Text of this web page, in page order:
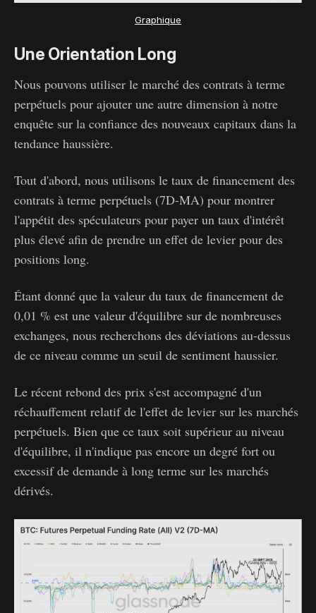
Graphique
Une Orientation Long
Nous pouvons utiliser le marché des contrats à terme
perpétuels pour ajouter une autre dimension à notre
enquête sur la confiance des nouveaux capitaux dans la
tendance haussière.
Tout d'abord, nous utilisons le taux de financement des
contrats à terme perpétuels (7D-MA) pour montrer
l'appétit des spéculateurs pour payer un taux d'intérêt
plus élevé afin de prendre un effet de levier pour des
positions long.
Étant donné que la valeur du taux de financement de
0,01 % est une valeur d'équilibre sur de nombreuses
exchanges, nous recherchons des déviations au-dessus
de ce niveau comme un seuil de sentiment haussier.
Le récent rebond des prix s'est accompagné d'un
réchauffement relatif de l'effet de levier sur les marchés
perpétuels. Bien que ce taux soit supérieur au niveau
d'équilibre, il n'indique pas encore un degré fort ou
excessif de demande à long terme sur les marchés
dérivés.